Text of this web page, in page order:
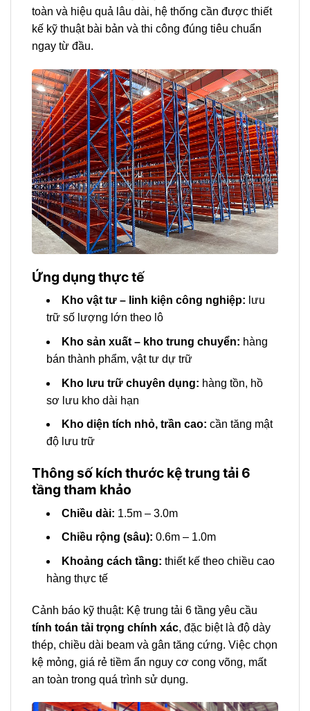
toàn và hiệu quả lâu dài, hệ thống cần được thiết
kế kỹ thuật bài bản và thi công đúng tiêu chuẩn
ngay từ đầu.
Ứng dụng thực tế
Kho vật tư – linh kiện công nghiệp: lưu
trữ số lượng lớn theo lô
Kho sản xuất – kho trung chuyển: hàng
bán thành phẩm, vật tư dự trữ
Kho lưu trữ chuyên dụng: hàng tồn, hồ
sơ lưu kho dài hạn
Kho diện tích nhỏ, trần cao: cần tăng mật
độ lưu trữ
Thông số kích thước kệ trung tải 6
tầng tham khảo
Chiều dài: 1.5m – 3.0m
Chiều rộng (sâu): 0.6m – 1.0m
Khoảng cách tầng: thiết kế theo chiều cao
hàng thực tế
Cảnh báo kỹ thuật: Kệ trung tải 6 tầng yêu cầu
tính toán tải trọng chính xác, đặc biệt là độ dày
thép, chiều dài beam và gân tăng cứng. Việc chọn
kệ mỏng, giá rẻ tiềm ẩn nguy cơ cong võng, mất
an toàn trong quá trình sử dụng.